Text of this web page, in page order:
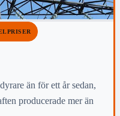
än för ett år sedan,
producerade mer än